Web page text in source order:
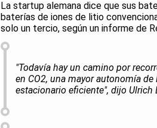
La startup alemana dice que sus
baterías de iones de litio
solo un tercio, según un informe de
"Todavía hay un camino por
en CO2, una mayor autonomía
estacionario eficiente", dijo Ulrich